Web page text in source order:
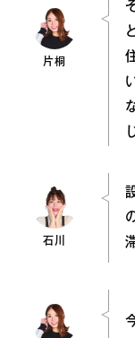
片桐
石川